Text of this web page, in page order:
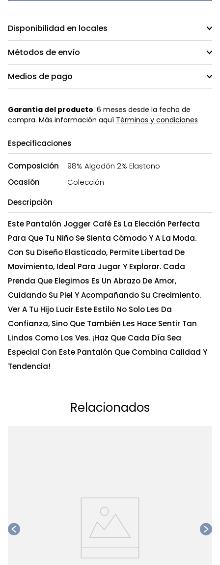
Disponibilidad en locales
Métodos de envío
Medios de pago
Garantía del producto: 6 meses desde la fecha de
compra. Más información aquí Términos y condiciones
Especificaciones
Composición
98% Algodón 2% Elastano
Ocasión
Colección
Descripción
Este Pantalón Jogger Café Es La Elección Perfecta
Para Que Tu Niño Se Sienta Cómodo Y A La Moda.
Con Su Diseño Elasticado, Permite Libertad De
Movimiento, Ideal Para Jugar Y Explorar. Cada
Prenda Que Elegimos Es Un Abrazo De Amor,
Cuidando Su Piel Y Acompañando Su Crecimiento.
Ver A Tu Hijo Lucir Este Estilo No Solo Les Da
Confianza, Sino Que También Les Hace Sentir Tan
Lindos Como Los Ves. ¡Haz Que Cada Día Sea
Especial Con Este Pantalón Que Combina Calidad Y
Tendencia!
Relacionados